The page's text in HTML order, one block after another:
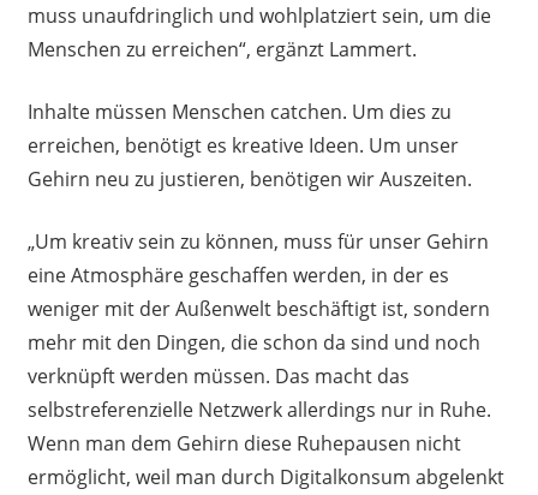
muss unaufdringlich und wohlplatziert sein, um die
Menschen zu erreichen“, ergänzt Lammert.
Inhalte müssen Menschen catchen. Um dies zu
erreichen, benötigt es kreative Ideen. Um unser
Gehirn neu zu justieren, benötigen wir Auszeiten.
„Um kreativ sein zu können, muss für unser Gehirn
eine Atmosphäre geschaffen werden, in der es
weniger mit der Außenwelt beschäftigt ist, sondern
mehr mit den Dingen, die schon da sind und noch
verknüpft werden müssen. Das macht das
selbstreferenzielle Netzwerk allerdings nur in Ruhe.
Wenn man dem Gehirn diese Ruhepausen nicht
ermöglicht, weil man durch Digitalkonsum abgelenkt